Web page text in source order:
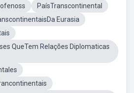
PaísTranscontinental
Eurasia
QueTem Relações Diplomaticas